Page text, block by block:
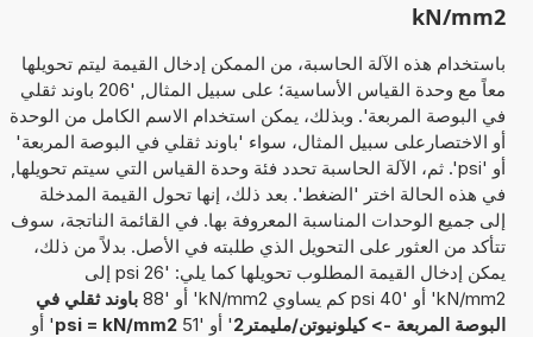
kN/mm2
باستخدام هذه الآلة الحاسبة، من الممكن إدخال القيمة ليتم تحويلها
معاً مع وحدة القياس الأساسية؛ على سبيل المثال, '206 باوند ثقلي
في البوصة المربعة'. وبذلك، يمكن استخدام الاسم الكامل من الوحدة
أو الاختصارعلى سبيل المثال، سواء 'باوند ثقلي في البوصة المربعة'
أو 'psi'. ثم، الآلة الحاسبة تحدد فئة وحدة القياس التي سيتم تحويلها,
في هذه الحالة اختر 'الضغط'. بعد ذلك، إنها تحول القيمة المدخلة
إلى جميع الوحدات المناسبة المعروفة بها. في القائمة الناتجة، سوف
تتأكد من العثور على التحويل الذي طلبته في الأصل. بدلاً من ذلك،
يمكن إدخال القيمة المطلوب تحويلها كما يلي: '26 psi إلى
kN/mm2' أو '40 psi كم يساوي kN/mm2' أو '88
باوند ثقلي في
البوصة المربعة -> كيلونيوتن/مليمتر2 ' أو '51 psi = kN/mm2' أو